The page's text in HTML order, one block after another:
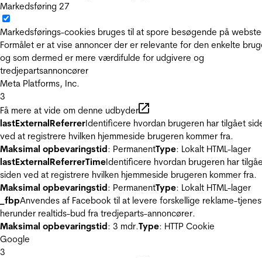
Markedsføring 27
Markedsførings-cookies bruges til at spore besøgende på
Formålet er at vise annoncer der er relevante for den enkelte
og som dermed er mere værdifulde for udgivere og
tredjepartsannoncører
Meta Platforms, Inc.
3
Få mere at vide om denne udbyder
lastExternalReferrerIdentificere hvordan brugeren har tilgået
ved at registrere hvilken hjemmeside brugeren kommer fra.
Maksimal opbevaringstid: PermanentType: Lokalt HTML-lager
lastExternalReferrerTimeIdentificere hvordan brugeren har
siden ved at registrere hvilken hjemmeside brugeren kommer fra.
Maksimal opbevaringstid: PermanentType: Lokalt HTML-lager
_fbpAnvendes af Facebook til at levere forskellige reklame-
herunder realtids-bud fra tredjeparts-annoncører.
Maksimal opbevaringstid: 3 mdr.Type: HTTP Cookie
Google
3